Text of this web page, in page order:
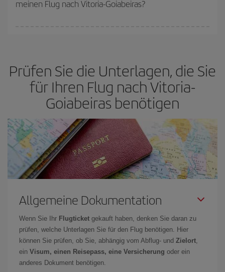
verfügbaren Plätze auf dem Flug und danach, ob die günstigsten
meinen Flug nach Vitoria-Goiabeiras?
Prüfen Sie die Unterlagen, die Sie
für Ihren Flug nach Vitoria-
Goiabeiras benötigen
Allgemeine Dokumentation
Wenn Sie Ihr Flugticket gekauft haben, denken Sie daran zu
prüfen, welche Unterlagen Sie für den Flug benötigen. Hier
können Sie prüfen, ob Sie, abhängig vom Abflug- und Zielort
ein Visum, einen Reisepass, eine Versicherung oder ein
anderes Dokument benötigen.